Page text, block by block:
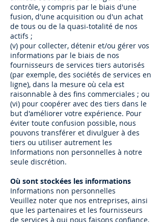
contrôle, y compris par le biais d'une
fusion, d'une acquisition ou d'un achat
de tous ou de la quasi-totalité de nos
actifs ;
(v) pour collecter, détenir et/ou gérer vos
informations par le biais de nos
fournisseurs de services tiers autorisés
(par exemple, des sociétés de services en
ligne), dans la mesure où cela est
raisonnable à des fins commerciales ; ou
(vi) pour coopérer avec des tiers dans le
but d'améliorer votre expérience. Pour
éviter toute confusion possible, nous
pouvons transférer et divulguer à des
tiers ou utiliser autrement les
Informations non personnelles à notre
seule discrétion.
Où sont stockées les informations
Informations non personnelles
Veuillez noter que nos entreprises, ainsi
que les partenaires et les fournisseurs
de services à qui nous faisons confiance,